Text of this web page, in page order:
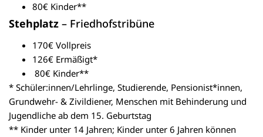
80€ Kinder**
Stehplatz – Friedhofstribüne
170€ Vollpreis
126€ Ermäßigt*
80€ Kinder**
* Schüler:innen/Lehrlinge, Studierende, Pensionist*innen,
Grundwehr- & Zivildiener, Menschen mit Behinderung und
Jugendliche ab dem 15. Geburtstag
** Kinder unter 14 Jahren; Kinder unter 6 Jahren können